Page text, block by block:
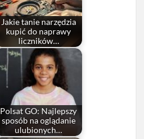
Jakie tanie narzędzia
kupić do naprawy
liczników…
Polsat GO: Najlepszy
sposób na oglądanie
ulubionych…